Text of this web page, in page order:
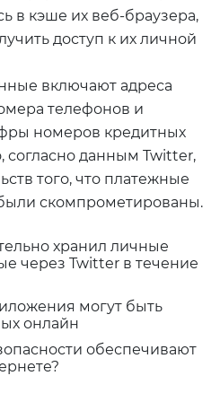
в кэше их веб-браузера,
доступ к их личной
включают адреса
телефонов и
номеров кредитных
согласно данным Twitter,
того, что платежные
скомпрометированы.
хранил личные
через Twitter в течение
могут быть
онлайн
обеспечивают